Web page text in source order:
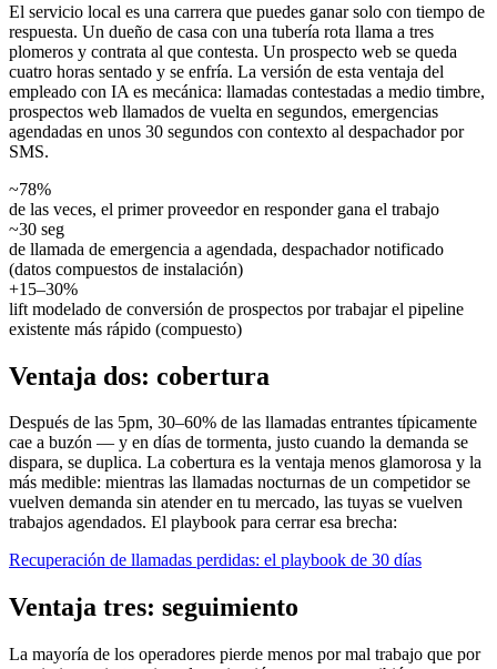
El servicio local es una carrera que puedes ganar solo con tiempo de
respuesta. Un dueño de casa con una tubería rota llama a tres
plomeros y contrata al que contesta. Un prospecto web se queda
cuatro horas sentado y se enfría. La versión de esta ventaja del
empleado con IA es mecánica: llamadas contestadas a medio timbre,
prospectos web llamados de vuelta en segundos, emergencias
agendadas en unos 30 segundos con contexto al despachador por
SMS.
~78%
de las veces, el primer proveedor en responder gana el trabajo
~30 seg
de llamada de emergencia a agendada, despachador notificado
(datos compuestos de instalación)
+15–30%
lift modelado de conversión de prospectos por trabajar el pipeline
existente más rápido (compuesto)
Ventaja dos: cobertura
Después de las 5pm, 30–60% de las llamadas entrantes típicamente
cae a buzón — y en días de tormenta, justo cuando la demanda se
dispara, se duplica. La cobertura es la ventaja menos glamorosa y la
más medible: mientras las llamadas nocturnas de un competidor se
vuelven demanda sin atender en tu mercado, las tuyas se vuelven
trabajos agendados. El playbook para cerrar esa brecha:
Recuperación de llamadas perdidas: el playbook de 30 días
Ventaja tres: seguimiento
La mayoría de los operadores pierde menos por mal trabajo que por